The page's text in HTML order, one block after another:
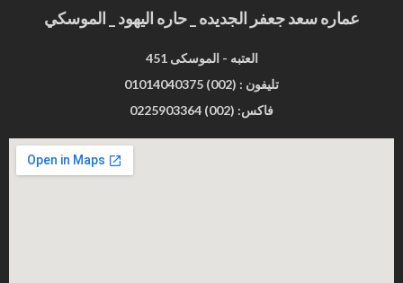
عماره سعد جعفر الجديده _ حاره اليهود _ الموسكي
451 العتبه - الموسكى
تليفون : (002) 01014040375
فاكس: (002) 0225903364